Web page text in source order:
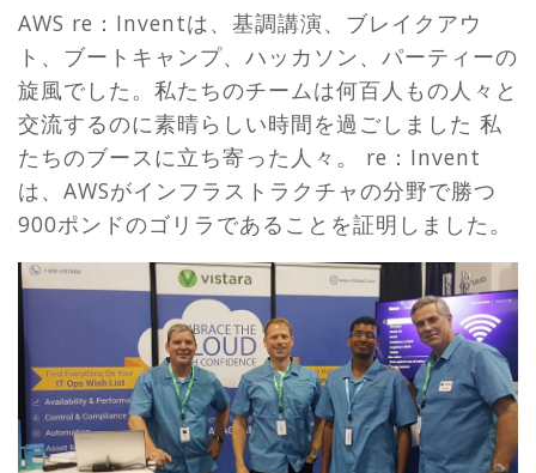
AWS re：Inventは、基調講演、ブレイクアウ
ト、ブートキャンプ、ハッカソン、パーティーの
旋風でした。私たちのチームは何百人もの人々と
交流するのに素晴らしい時間を過ごしました 私
たちのブースに立ち寄った人々。 re：Invent
は、AWSがインフラストラクチャの分野で勝つ
900ポンドのゴリラであることを証明しました。